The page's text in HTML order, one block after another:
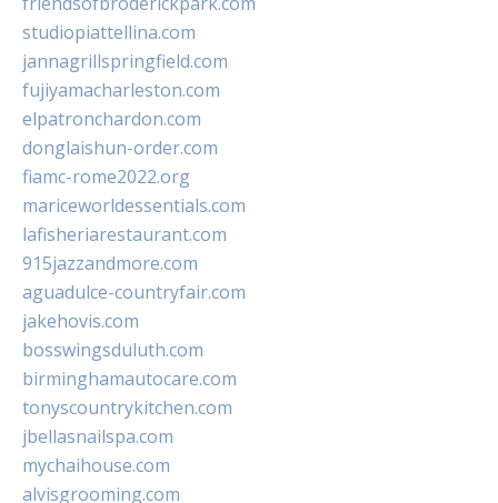
studiopiattellina.com
jannagrillspringfield.com
fujiyamacharleston.com
elpatronchardon.com
donglaishun-order.com
fiamc-rome2022.org
mariceworldessentials.com
lafisheriarestaurant.com
915jazzandmore.com
aguadulce-countryfair.com
jakehovis.com
bosswingsduluth.com
birminghamautocare.com
tonyscountrykitchen.com
jbellasnailspa.com
mychaihouse.com
alvisgrooming.com